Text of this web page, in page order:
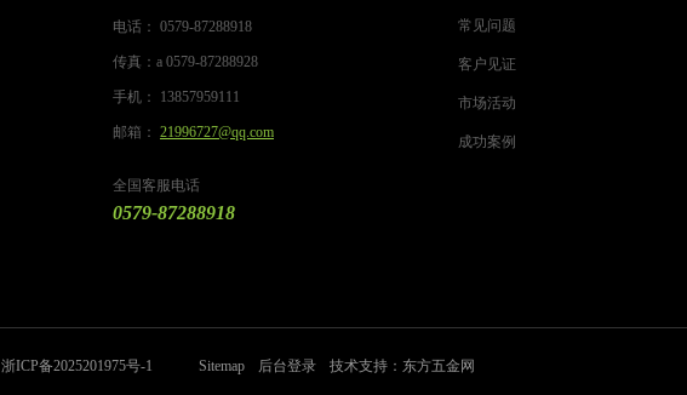
电话： 0579-87288918
传真：a 0579-87288928
手机： 13857959111
邮箱： 21996727@qq.com
全国客服电话
0579-87288918
常见问题
客户见证
市场活动
成功案例
浙ICP备2025201975号-1 Sitemap 后台登录 技术支持：东方五金网